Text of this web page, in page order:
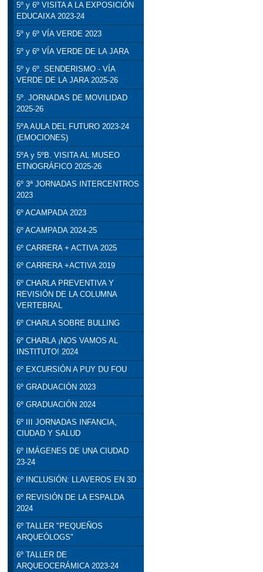
5º y 6º VISITA A LA EXPOSICIÓN
EDUCAIXA 2023-24
5º y 6º VÍA VERDE 2023
5º y 6º VÍA VERDE DE LA JARA
5º y 6º. SENDERISMO - VÍA
VERDE DE LA JARA 2025-26
5º. JORNADAS DE MOVILIDAD
2025-26
5ºA AULA DEL FUTURO 2023-24
(EMOCIONES)
5ºA y 5ºB. VISITA AL MUSEO
ETNOGRÁFICO 2025-26
6º 3ª JORNADAS INTERCENTROS
2023
6º ACAMPADA 2023
6º ACAMPADA 2024-25
6º CARRERA + ACTIVA 2025
6º CARRERA +ACTIVA 2019
6º CHARLA PREVENTIVA Y
REVISIÓN DE LA COLUMNA
VERTEBRAL
6º CHARLA SOBRE BULLING
6º CHARLA ¡NOS VAMOS AL
INSTITUTO! 2024
6º EXCURSIÓN A PUY DU FOU
6º GRADUACIÓN 2023
6º GRADUACIÓN 2024
6º III JORNADAS INFANCIA,
CIUDAD Y SALUD
6º IMÁGENES DE UNA CIUDAD
23-24
6º INCLUSIÓN: LLAVEROS EN 3D
6º REVISIÓN DE LA ESPALDA
2024
6º TALLER "PEQUEÑOS
ARQUEÓLOGS"
6º TALLER DE
ARQUEOCERÁMICA 2023-24